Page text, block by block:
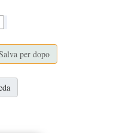
per dopo